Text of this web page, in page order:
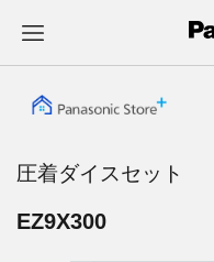
圧着ダイスセット
EZ9X300